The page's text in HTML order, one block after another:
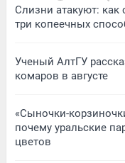
Слизни атакуют: как
три копеечных
Ученый АлтГУ
комаров в августе
«Сыночки-
почему уральские
цветов